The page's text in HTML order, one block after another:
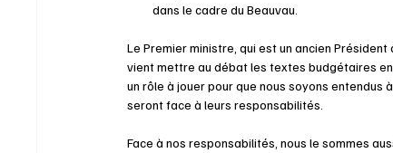
dans le cadre du Beauvau.
Le Premier ministre, qui est un ancien
vient mettre au débat les textes budgétaires en
un rôle à jouer pour que nous soyons entendus
seront face à leurs responsabilités.
Face à nos responsabilités, nous le sommes